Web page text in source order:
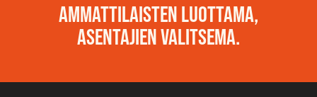
AMMATTILAISTEN LUOTTAMA,
ASENTAJIEN VALITSEMA.